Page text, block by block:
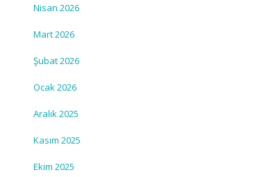
Nisan 2026
Mart 2026
Şubat 2026
Ocak 2026
Aralık 2025
Kasım 2025
Ekim 2025